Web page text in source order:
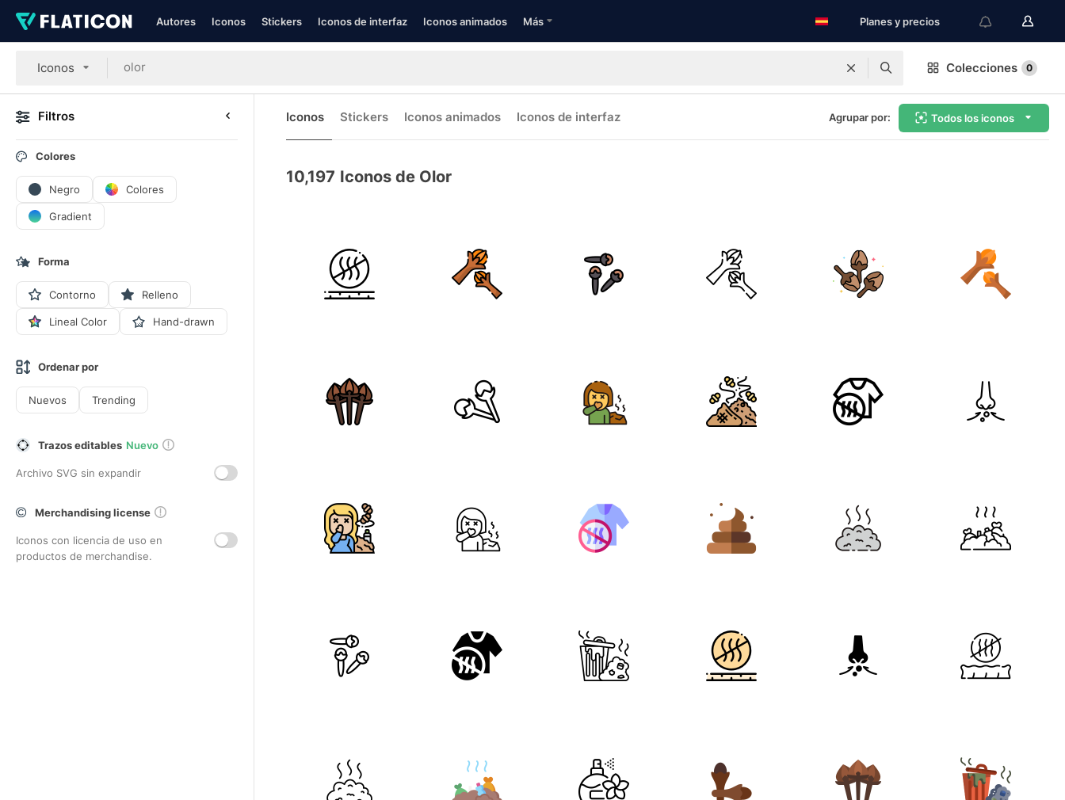
Autores Iconos Stickers Iconos de interfaz Iconos animados Más Planes y precios
Iconos Colecciones 0
Filtros
Colores
Negro Colores
Gradient
Forma
Contorno Relleno
Lineal Color Hand-drawn
Ordenar por
Nuevos Trending
Trazos editables Nuevo
Archivo SVG sin expandir
Merchandising license
Iconos con licencia de uso en
productos de merchandise.
Iconos Stickers Iconos animados Iconos de interfaz Agrupar por: Todos los iconos
10,197 Iconos de Olor